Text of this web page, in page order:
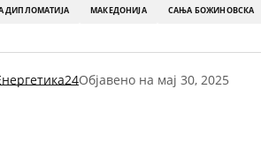
ДИПЛОМАТИЈА МАКЕДОНИЈА САЊА БОЖИНОВСКА
Објавено на мај 30, 2025